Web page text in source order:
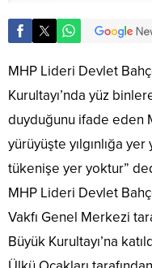
MHP Lideri Devlet
Kurultayı’nda yüz
duyduğunu ifade eden
yürüyüşte yılgınlığa
tükenişe yer yoktur”
MHP Lideri Devlet
Vakfı Genel Merkezi
Büyük Kurultayı’na